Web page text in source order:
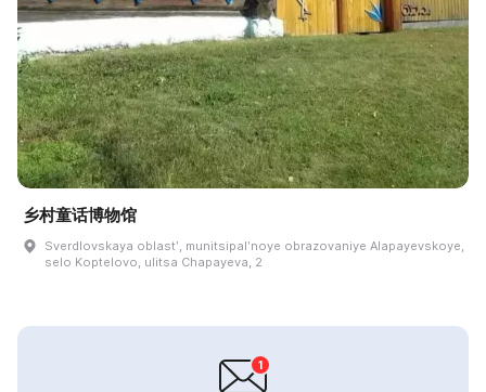
乡村童话博物馆
Sverdlovskaya oblastʹ, munitsipalʹnoye obrazovaniye Alapayevskoye,
selo Koptelovo, ulitsa Chapayeva, 2